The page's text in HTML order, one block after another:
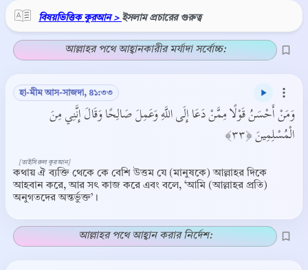
বিষয়ভিত্তিক কুরআন > ইসলাম প্রচারের গুরুত্ব
আল্লাহর পথে আহ্বানকারীর মর্যাদা সর্বোচ্চ:
হা-মীম আস-সাজদা, ৪১:৩৩
وَمَنْ أَحْسَنُ قَوْلًا مِمَّنْ دَعَا إِلَى اللَّهِ وَعَمِلَ صَالِحًا وَقَالَ إِنَّنِي مِنَ
الْمُسْلِمِينَ ﴿٣٣﴾
কথায় ঐ ব্যক্তি থেকে কে বেশি উত্তম যে (মানুষকে) আল্লাহর দিকে
আহবান করে, আর সৎ কাজ করে এবং বলে, ‘আমি (আল্লাহর প্রতি)
অনুগতদের অন্তর্ভুক্ত’।
[তাইসিরুল কুরআন]
আল্লাহর পথে আহ্বান করার নির্দেশ: